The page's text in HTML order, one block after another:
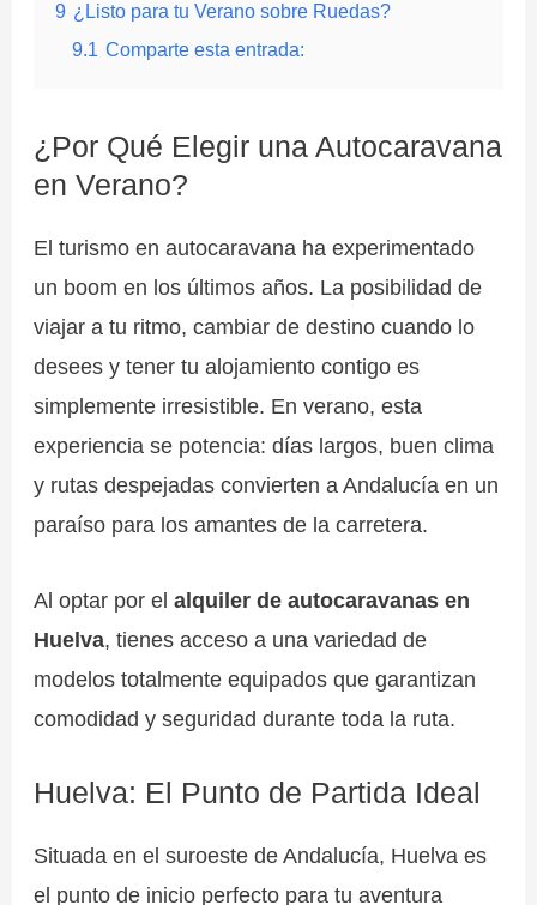
9 ¿Listo para tu Verano sobre Ruedas?
9.1 Comparte esta entrada:
¿Por Qué Elegir una Autocaravana
en Verano?
El turismo en autocaravana ha experimentado
un boom en los últimos años. La posibilidad de
viajar a tu ritmo, cambiar de destino cuando lo
desees y tener tu alojamiento contigo es
simplemente irresistible. En verano, esta
experiencia se potencia: días largos, buen clima
y rutas despejadas convierten a Andalucía en un
paraíso para los amantes de la carretera.
Al optar por elalquiler de autocaravanas en
Huelva, tienes acceso a una variedad de
modelos totalmente equipados que garantizan
comodidad y seguridad durante toda la ruta.
Huelva: El Punto de Partida Ideal
Situada en el suroeste de Andalucía, Huelva es
el punto de inicio perfecto para tu aventura